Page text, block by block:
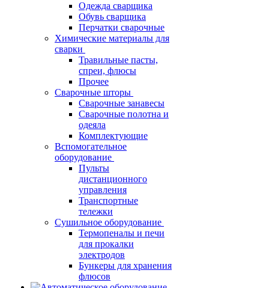
Одежда сварщика
Обувь сварщика
Перчатки сварочные
Химические материалы для
сварки
Травильные пасты,
спреи, флюсы
Прочее
Сварочные шторы
Сварочные занавесы
Сварочные полотна и
одеяла
Комплектующие
Вспомогательное
оборудование
Пульты
дистанционного
управления
Транспортные
тележки
Сушильное оборудование
Термопеналы и печи
для прокалки
электродов
Бункеры для хранения
флюсов